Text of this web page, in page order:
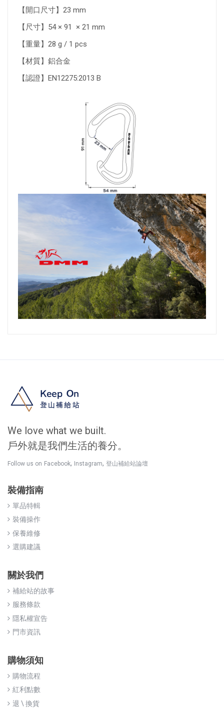
【開口尺寸】23 mm
【尺寸】54 × 91 × 21 mm
【重量】28 g / 1 pcs
【材質】鋁合金
【認證】EN12275:2013 B
We love what we built.
戶外就是我們生活的養分。
Follow us on Facebook, Instagram, 登山補給站論壇
裝備指南
單品特輯
裝備操作
保養維修
選購建議
關於我們
補給站的故事
服務條款
隱私權宣告
門市資訊
購物須知
購物流程
紅利點數
退 \ 換貨